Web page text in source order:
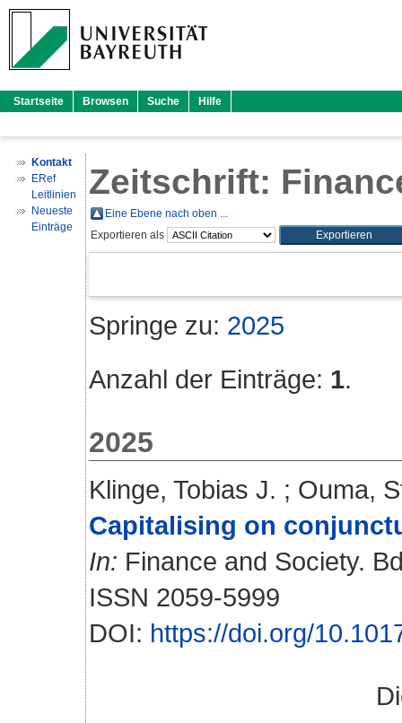
Startseite Browsen Suche Hilfe
Kontakt
ERef
Leitlinien
Neueste
Einträge
Zeitschrift:
Eine Ebene nach oben ...
Exportieren als
Springe zu: 2025
Anzahl der Einträge: 1.
2025
Klinge, Tobias J. ; Ouma,
Capitalising on
In: Finance and Society.
ISSN 2059-5999
DOI: https://doi.org/